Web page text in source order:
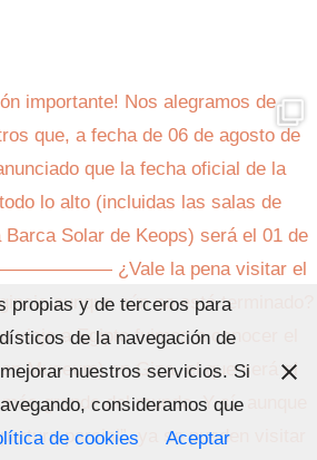
propias y de terceros para
de la navegación de
nuestros servicios. Si
consideramos que
de cookies Aceptar